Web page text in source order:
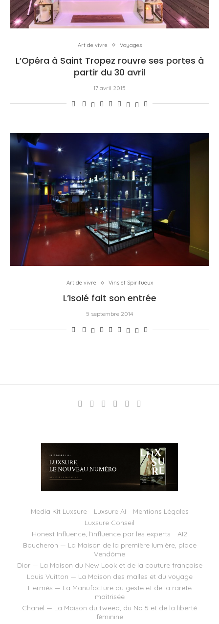
Art de vivre Voyages
L’Opéra à Saint Tropez rouvre ses portes à
partir du 30 avril
17 avril 2015
Art de vivre Vins et Spiritueux
L’Isolé fait son entrée
5 septembre 2014
Media Kit Luxsure Luxsure AI
Mentions Légales
Luxsure Conseil
Honest Influence, l’influence par les experts
AI2
Boucheron — La Maison de la première lumière, place
Vendôme
Dior — La Maison du New Look et de la couture française
Louis Vuitton — La Maison des malles et du voyage
Hermès — La Manufacture du geste et de la rareté
maîtrisée
Chanel — La Maison du tweed, du No 5 et de la liberté
féminine